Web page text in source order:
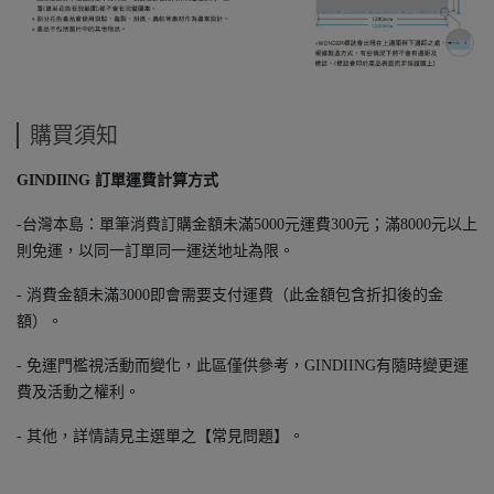
購買須知
GINDIING 訂單運費計算方式
-台灣本島：單筆消費訂購金額未滿5000元運費300元；滿8000元以上
則免運，以同一訂單同一運送地址為限。
- 消費金額未滿3000即會需要支付運費（此金額包含折扣後的金
額）。
- 免運門檻視活動而變化，此區僅供參考，GINDIING有隨時變更運
費及活動之權利。
- 其他，詳情請見主選單之【常見問題】。